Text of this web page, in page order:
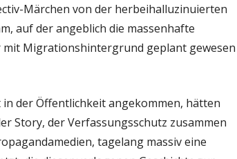
Märchen von der herbeihalluzinuierten
auf der angeblich die massenhafte
Migrationshintergrund geplant gewesen
in der Öffentlichkeit angekommen, hätten
Story, der Verfassungsschutz zusammen
tagelang massiv eine